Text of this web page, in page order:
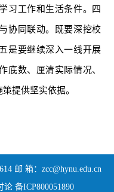
习工作和生活条件。四
协同联动。既要深挖校
是要继续深入一线开展
底数、厘清实际情况、
提供坚实依据。
邮 箱：zcc@hynu.edu.cn
备ICP800051890